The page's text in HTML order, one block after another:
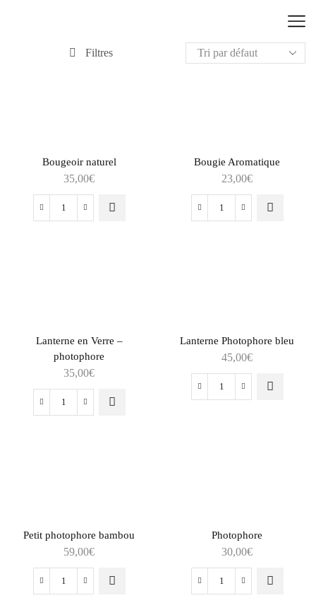
Filtres
Bougeoir naturel
35,00€
Bougie Aromatique
23,00€
Lanterne en Verre –
photophore
35,00€
Lanterne Photophore bleu
45,00€
Petit photophore bambou
59,00€
Photophore
30,00€